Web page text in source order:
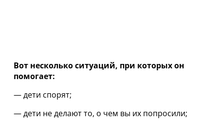
Вот несколько ситуаций, при которых он
помогает:
— дети спорят;
— дети не делают то, о чем вы их попросили;